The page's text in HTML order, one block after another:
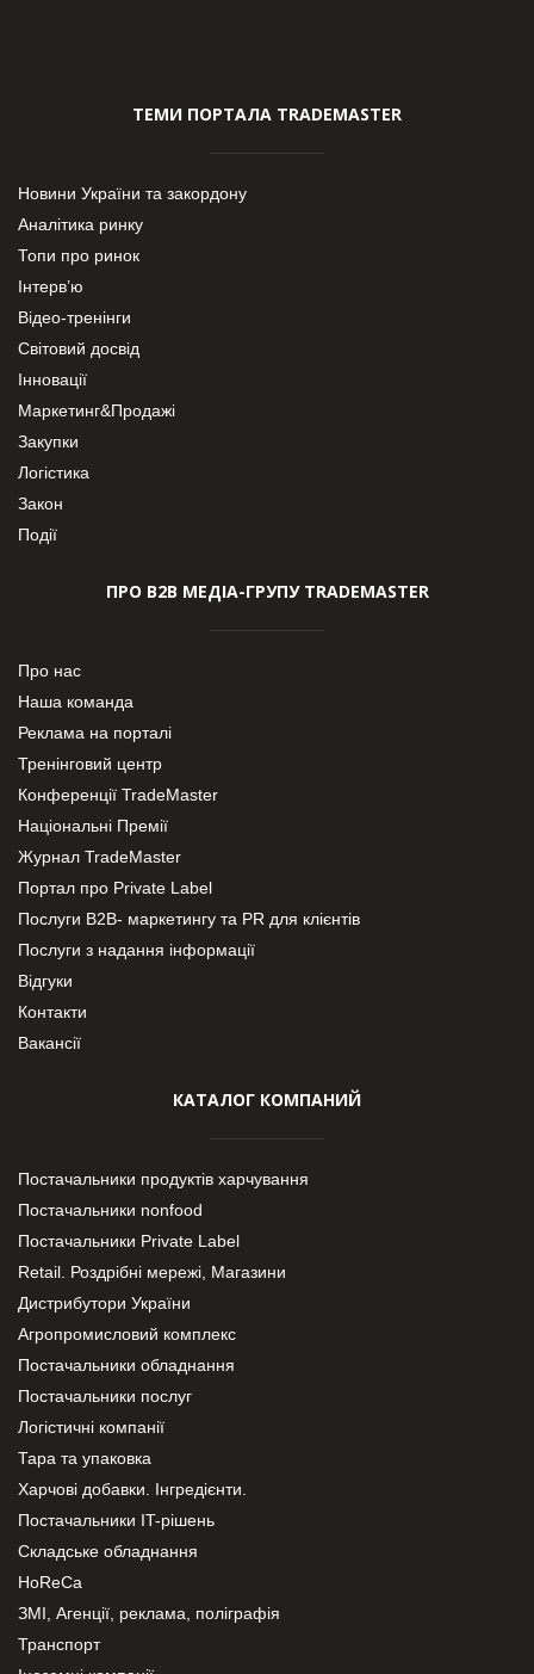
ТЕМИ ПОРТАЛА TRADEMASTER
Новини України та закордону
Аналітика ринку
Топи про ринок
Інтерв’ю
Відео-тренінги
Світовий досвід
Інновації
Маркетинг&Продажі
Закупки
Логістика
Закон
Події
ПРО В2В МЕДІА-ГРУПУ TRADEMASTER
Про нас
Наша команда
Реклама на порталі
Тренінговий центр
Конференції TradeMaster
Національні Премії
Журнал TradeMaster
Портал про Private Label
Послуги В2В- маркетингу та PR для клієнтів
Послуги з надання інформації
Відгуки
Контакти
Вакансії
КАТАЛОГ КОМПАНИЙ
Постачальники продуктів харчування
Постачальники nonfood
Постачальники Private Label
Retail. Роздрібні мережі, Магазини
Дистрибутори України
Агропромисловий комплекс
Постачальники обладнання
Постачальники послуг
Логістичні компанії
Тара та упаковка
Харчові добавки. Інгредієнти.
Постачальники IT-рішень
Складське обладнання
HoReCa
ЗМІ, Агенції, реклама, поліграфія
Транспорт